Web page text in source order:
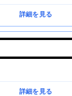
詳細を見る
詳細を見る